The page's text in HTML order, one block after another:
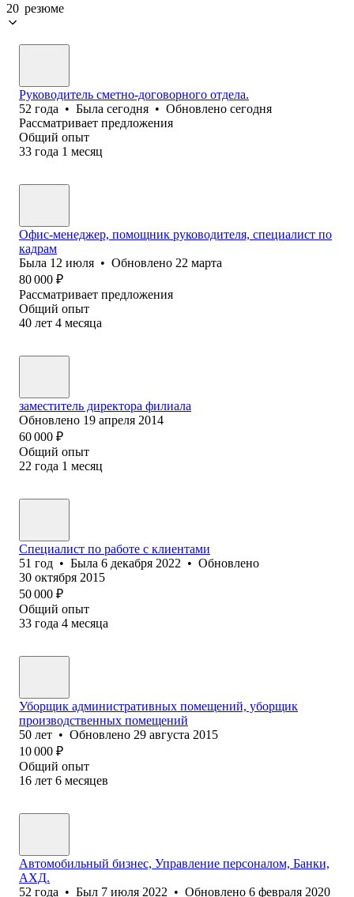
20 резюме
Руководитель сметно-договорного отдела.
52 года • Была сегодня • Обновлено сегодня
Рассматривает предложения
Общий опыт
33 года 1 месяц
Офис-менеджер, помощник руководителя, специалист по
кадрам
Была 12 июля • Обновлено 22 марта
80 000 ₽
Рассматривает предложения
Общий опыт
40 лет 4 месяца
заместитель директора филиала
Обновлено 19 апреля 2014
60 000 ₽
Общий опыт
22 года 1 месяц
Специалист по работе с клиентами
51 год • Была 6 декабря 2022 • Обновлено
30 октября 2015
50 000 ₽
Общий опыт
33 года 4 месяца
Уборщик административных помещений, уборщик
производственных помещений
50 лет • Обновлено 29 августа 2015
10 000 ₽
Общий опыт
16 лет 6 месяцев
Автомобильный бизнес, Управление персоналом, Банки,
АХД.
52 года • Был 7 июля 2022 • Обновлено 6 февраля 2020